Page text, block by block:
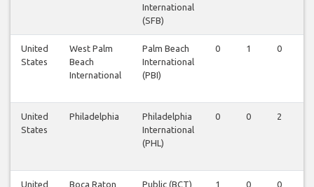
International
(SFB)
United
States
West Palm
Beach
International
Palm Beach
International
(PBI)
0 1 0
United
States
Philadelphia
Philadelphia
International
(PHL)
0 0 2
United
Boca Raton Public (BCT) 1 0 0